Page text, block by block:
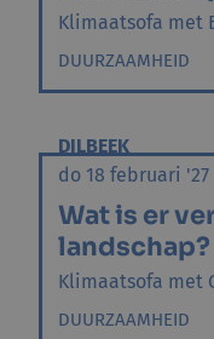
Klimaatsofa met
DUURZAAMHEID
DILBEEK
do 18 februari '27
Wat is er
landschap?
Klimaatsofa met
DUURZAAMHEID